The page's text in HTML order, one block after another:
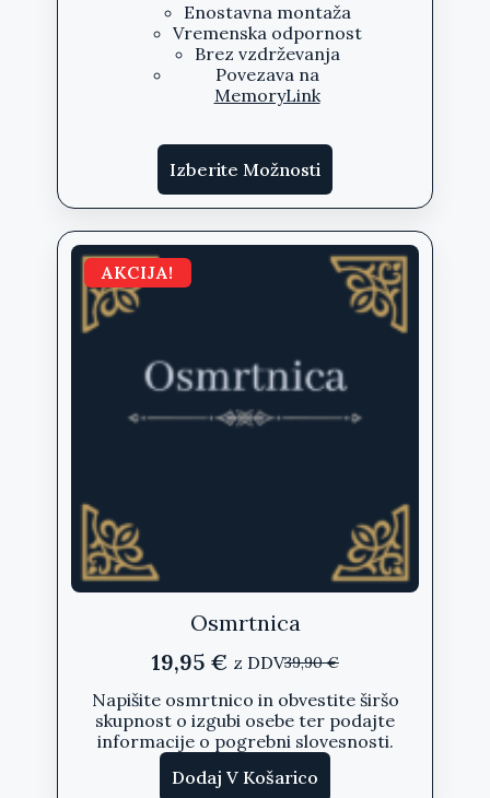
razpon:
od
129,99 €
do
Enostavna montaža
Vremenska odpornost
Brez vzdrževanja
Povezava na
MemoryLink
Izberite Možnosti
Ta
izdelek
ima
več
različic.
Možnosti
strani
izdelka
AKCIJA!
Osmrtnica
39,90€
Izvirna
cena
je
bila:
39,90 €.
19,95 €
Trenutna
cena
je:
19,95 €.
z DDV
Napišite osmrtnico in obvestite širšo
skupnost o izgubi osebe ter podajte
informacije o pogrebni slovesnosti.
Dodaj V Košarico